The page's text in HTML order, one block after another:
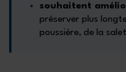
souhaitent
préserver plus
poussière, de la